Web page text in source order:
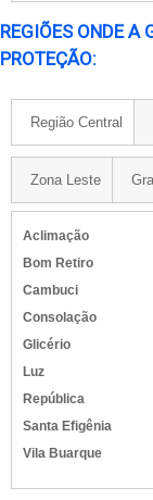
REGIÕES ONDE A
PROTEÇÃO:
Região Central
Zona Leste
Aclimação
Bom Retiro
Cambuci
Consolação
Glicério
Luz
República
Santa Efigênia
Vila Buarque